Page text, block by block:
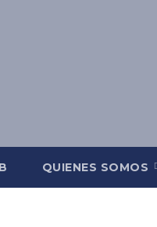
QUIENES SOMOS